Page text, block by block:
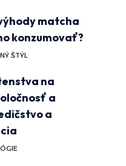
matcha
konzumovať?
ŠTÝL
na
a
a